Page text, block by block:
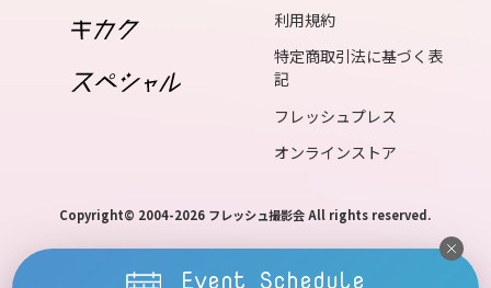
19
20
22
利用規約
特定商取引法に基づく表
記
フレッシュプレス
オンラインストア
Copyright© 2004-2026 フレッシュ撮影会 All rights reserved.
Event Schedule